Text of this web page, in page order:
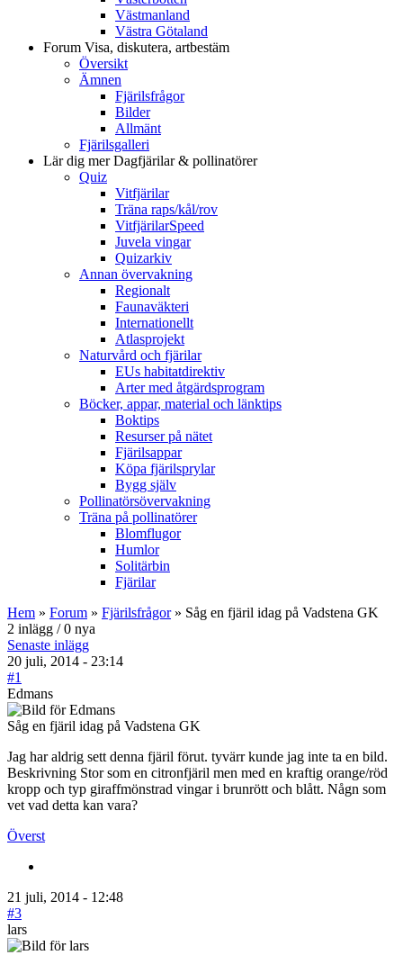
Västmanland
Västra Götaland
Forum Visa, diskutera, artbestäm
Översikt
Ämnen
Fjärilsfrågor
Bilder
Allmänt
Fjärilsgalleri
Lär dig merDagfjärilar & pollinatörer
Quiz
Vitfjärilar
Träna raps/kål/rov
VitfjärilarSpeed
Juvela vingar
Quizarkiv
Annan övervakning
Regionalt
Faunaväkteri
Internationellt
Atlasprojekt
Naturvård och fjärilar
EUs habitatdirektiv
Arter med åtgärdsprogram
Böcker, appar, material och länktips
Boktips
Resurser på nätet
Fjärilsappar
Köpa fjärilsprylar
Bygg själv
Pollinatörsövervakning
Träna på pollinatörer
Blomflugor
Humlor
Solitärbin
Fjärilar
Hem » Forum » Fjärilsfrågor» Såg en fjäril idag på Vadstena GK
2 inlägg / 0 nya
Senaste inlägg
20 juli, 2014 - 23:14
#1
Edmans
Såg en fjäril idag på Vadstena GK
Jag har aldrig sett denna fjäril förut. tyvärr kunde jag inte ta en bild.
Beskrivning Stor som en citronfjäril men med en kraftig orange/röd
kropp och typ giraffmönstrad vingar i brunrött och blått. Någn som
vet vad detta kan vara?
Överst
21 juli, 2014 - 12:48
#3
lars